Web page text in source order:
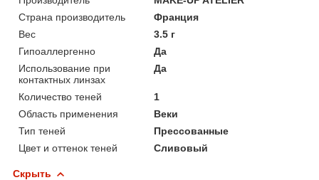
Страна производитель
Франция
Вес
3.5 г
Гипоаллергенно
Да
Использование при
контактных линзах
Да
Количество теней
1
Область применения
Веки
Тип теней
Прессованные
Цвет и оттенок теней
Сливовый
Скрыть